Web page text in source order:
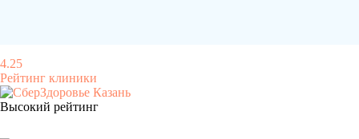
4.25
Рейтинг клиники
Высокий рейтинг